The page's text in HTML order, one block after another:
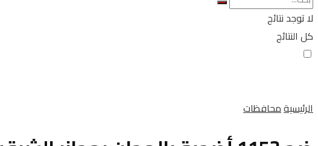
لا توجد نتائج
كل النتائج
الرئيسيةمحافظات